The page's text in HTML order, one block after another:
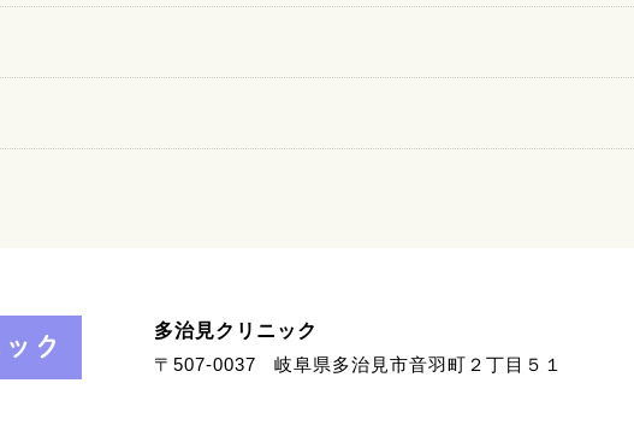
多治見クリニック
〒507-0037
岐阜県多治見市音羽町２丁目５１